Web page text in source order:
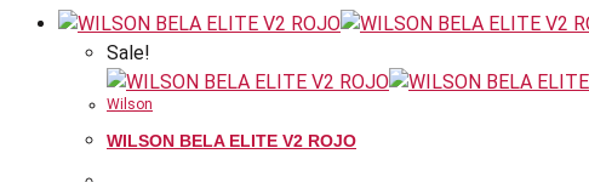
Sale!
Wilson
WILSON BELA ELITE V2 ROJO